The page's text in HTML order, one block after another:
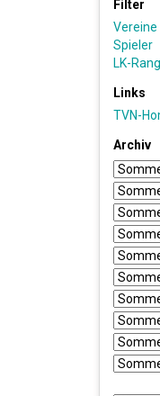
Filter
Vereine
Spieler
LK-
Links
TVN-
Archiv